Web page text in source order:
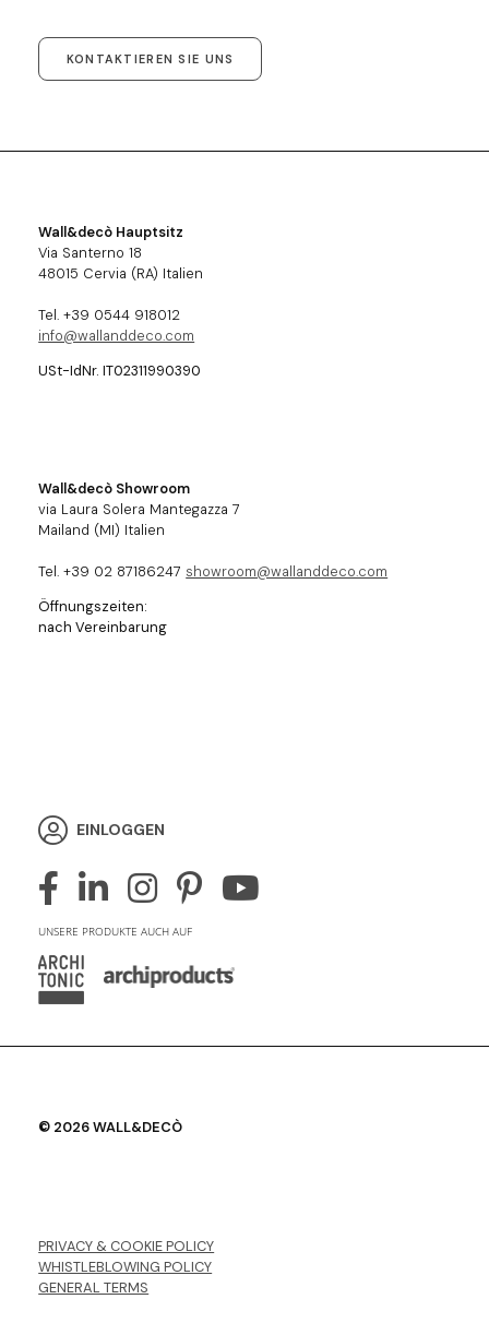
KONTAKTIEREN SIE UNS
Wall&decò Hauptsitz
Via Santerno 18
48015 Cervia (RA) Italien
Tel. +39 0544 918012
info@wallanddeco.com
USt-IdNr. IT02311990390
Wall&decò Showroom
via Laura Solera Mantegazza 7
Mailand (MI) Italien
Tel. +39 02 87186247 showroom@wallanddeco.com
Öffnungszeiten:
nach Vereinbarung
EINLOGGEN
UNSERE PRODUKTE AUCH AUF
© 2026 WALL&DECÒ
PRIVACY & COOKIE POLICY
WHISTLEBLOWING POLICY
GENERAL TERMS